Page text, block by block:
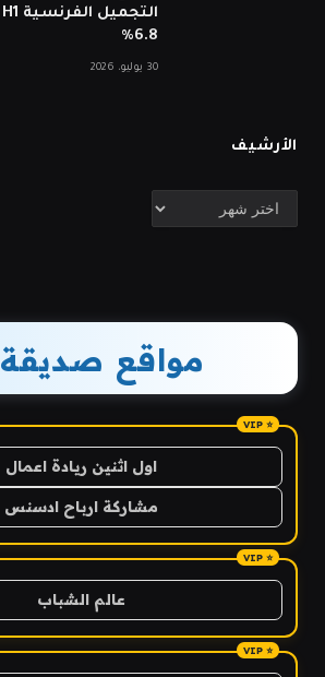
6.8%
30 يوليو، 2026
الأرشيف
الأرشيف
مواقع صديقة
اول اثنين ريادة اعمال
مشاركة ارباح ادسنس
عالم الشباب